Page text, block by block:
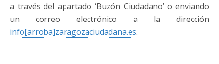
a través del apartado ‘Buzón Ciudadano’ o enviando
un correo electrónico a la dirección
info[arroba]zaragozaciudadana.es.